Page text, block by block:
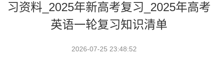
习资料_2025年新高考复习_2025年高考
英语一轮复习知识清单
2026-07-25 23:48:52